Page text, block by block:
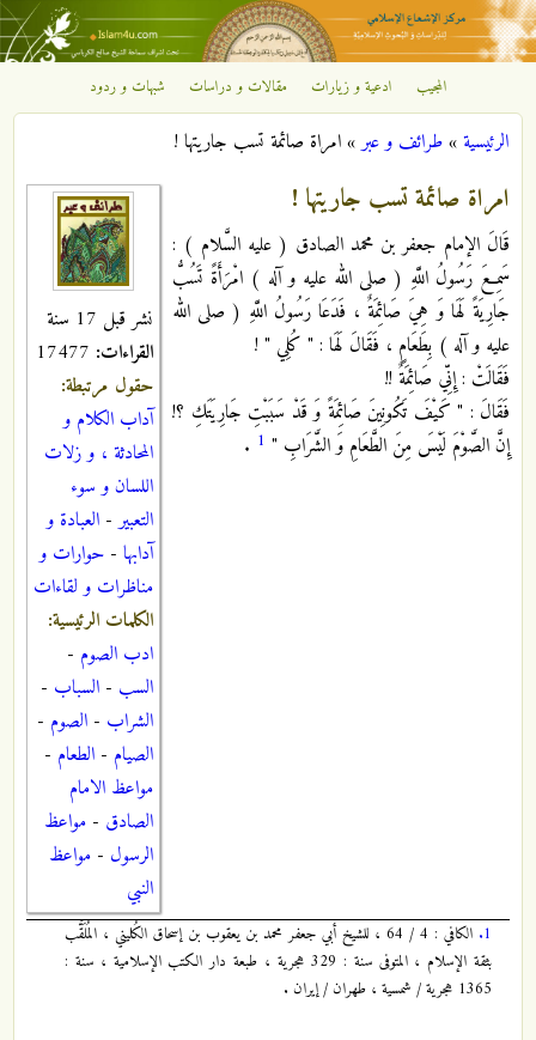
تجاوز إلى المحتوى الرئيسي
مركز
الإشعاع
الإسلامي
المجيب ادعية و زيارات مقالات و دراسات شبهات و ردود
أنت هنا
الرئيسية»طرائف و عبر»امراة صائمة تسب جاريتها !
نشر قبل 17 سنة
القراءات:
حقول مرتبطة:
آداب الكلام و
المحادثة ، و زلات
اللسان و سوء
التعبير- العبادة و
آدابها - حوارات و
مناظرات و لقاءات
الكلمات الرئيسية:
ادب الصوم -
السب - السباب -
الشراب - الصوم -
الصيام - الطعام -
مواعظ الامام
الصادق - مواعظ
الرسول - مواعظ
النبي
امراة صائمة تسب جاريتها !
قَالَ الإمام جعفر بن محمد الصادق ( عليه السَّلام ) :
سَمِعَ رَسُولُ اللَّهِ ( صلى الله عليه و آله ) امْرَأَةً تَسُبُّ
جَارِيَةً لَهَا وَ هِيَ صَائِمَةٌ ، فَدَعَا رَسُولُ اللَّهِ ( صلى الله
عليه و آله ) بِطَعَامٍ ، فَقَالَ لَهَا : " كُلِي " !
فَقَالَتْ : إِنِّي صَائِمَةٌ !!
فَقَالَ : " كَيْفَ تَكُونِينَ صَائِمَةً وَ قَدْ سَبَبْتِ جَارِيَتَكِ ؟!
إِنَّ الصَّوْمَ لَيْسَ مِنَ الطَّعَامِ وَ الشَّرَابِ " 1
.
1.
الكافي : 4 / 64 ، للشيخ أبي جعفر محمد بن يعقوب بن إسحاق الكُليني ، المُلَقَّب
بثقة الإسلام ، المتوفى سنة : 329 هجرية ، طبعة دار الكتب الإسلامية ، سنة :
1365 هجرية / شمسية ، طهران / إيران .